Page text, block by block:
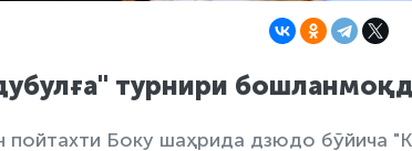
турнири
Боку шаҳрида дзюдо бўйича